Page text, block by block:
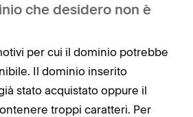
che desidero non è
per cui il dominio potrebbe
Il dominio inserito
stato acquistato oppure il
troppi caratteri. Per